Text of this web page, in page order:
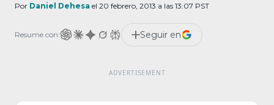
acuerdo con informantes anónimos del
implementen cambios radicales a la
funcionalidad y diseño de Windows 8, de los
Por Daniel Dehesa el 20 febrero, 2013 a las 13:07 PST
Resume con: Seguir en